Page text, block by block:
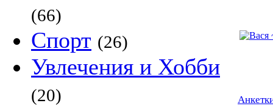
(66)
Спорт (26)
Увлечения и Хобби
(20)